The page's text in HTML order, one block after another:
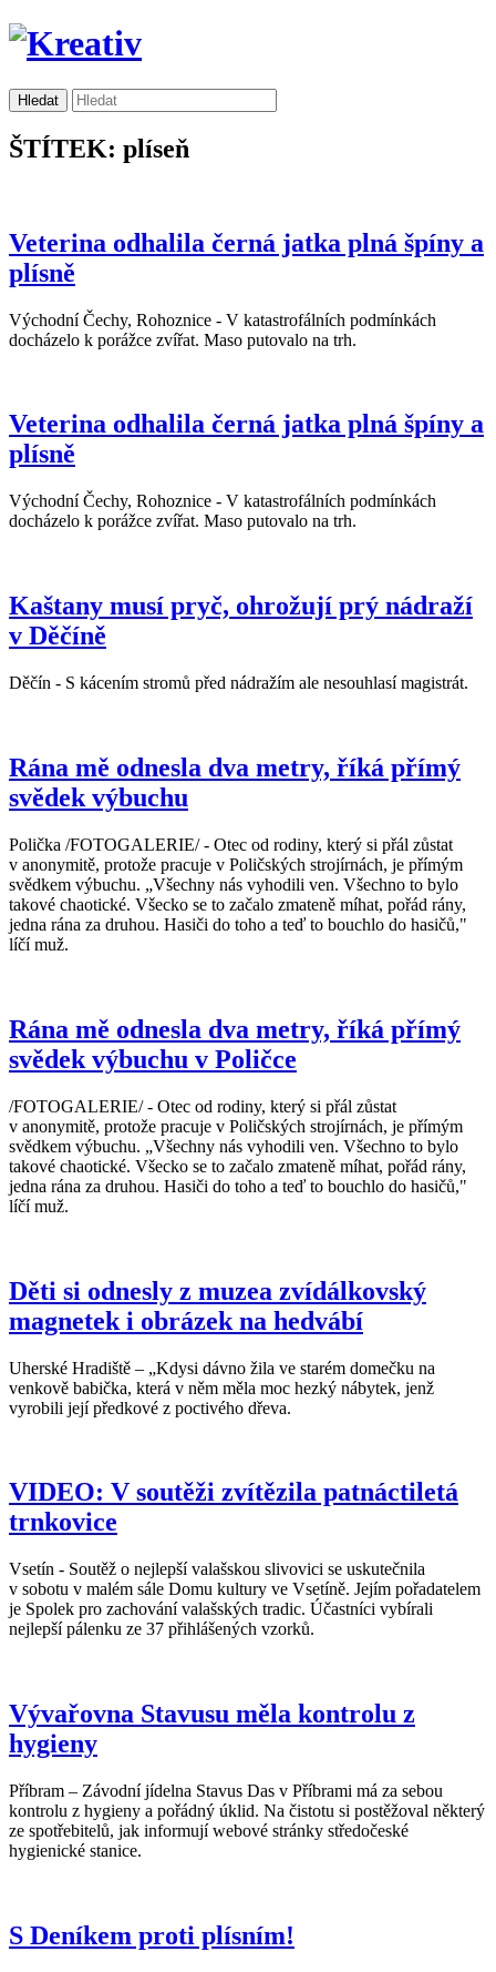
ŠTÍTEK: plíseň
Veterina odhalila černá jatka plná špíny a
plísně
Východní Čechy, Rohoznice - V katastrofálních podmínkách
docházelo k porážce zvířat. Maso putovalo na trh.
Veterina odhalila černá jatka plná špíny a
plísně
Východní Čechy, Rohoznice - V katastrofálních podmínkách
docházelo k porážce zvířat. Maso putovalo na trh.
Kaštany musí pryč, ohrožují prý nádraží
v Děčíně
Děčín - S kácením stromů před nádražím ale nesouhlasí magistrát.
Rána mě odnesla dva metry, říká přímý
svědek výbuchu
Polička /FOTOGALERIE/ - Otec od rodiny, který si přál zůstat
v anonymitě, protože pracuje v Poličských strojírnách, je přímým
svědkem výbuchu. „Všechny nás vyhodili ven. Všechno to bylo
takové chaotické. Všecko se to začalo zmateně míhat, pořád rány,
jedna rána za druhou. Hasiči do toho a teď to bouchlo do hasičů,"
líčí muž.
Rána mě odnesla dva metry, říká přímý
svědek výbuchu v Poličce
/FOTOGALERIE/ - Otec od rodiny, který si přál zůstat
v anonymitě, protože pracuje v Poličských strojírnách, je přímým
svědkem výbuchu. „Všechny nás vyhodili ven. Všechno to bylo
takové chaotické. Všecko se to začalo zmateně míhat, pořád rány,
jedna rána za druhou. Hasiči do toho a teď to bouchlo do hasičů,"
líčí muž.
Děti si odnesly z muzea zvídálkovský
magnetek i obrázek na hedvábí
Uherské Hradiště – „Kdysi dávno žila ve starém domečku na
venkově babička, která v něm měla moc hezký nábytek, jenž
vyrobili její předkové z poctivého dřeva.
VIDEO: V soutěži zvítězila patnáctiletá
trnkovice
Vsetín - Soutěž o nejlepší valašskou slivovici se uskutečnila
v sobotu v malém sále Domu kultury ve Vsetíně. Jejím pořadatelem
je Spolek pro zachování valašských tradic. Účastníci vybírali
nejlepší pálenku ze 37 přihlášených vzorků.
Vývařovna Stavusu měla kontrolu z
hygieny
Příbram – Závodní jídelna Stavus Das v Příbrami má za sebou
kontrolu z hygieny a pořádný úklid. Na čistotu si postěžoval některý
ze spotřebitelů, jak informují webové stránky středočeské
hygienické stanice.
S Deníkem proti plísním!